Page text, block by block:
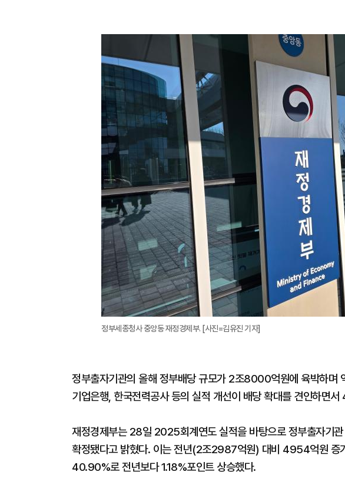
정부세종청사 중앙동 재정경제부. [사진=김유진 기자]
정부출자기관의 올해 정부배당 규모가 2조8000억원에 육박하며
기업은행, 한국전력공사 등의 실적 개선이 배당 확대를 견인하면
재정경제부는 28일 2025회계연도 실적을 바탕으로 정부출자기
확정됐다고 밝혔다. 이는 전년(2조2987억원) 대비 4954억원 증
40.90%로 전년보다 1.18%포인트 상승했다.